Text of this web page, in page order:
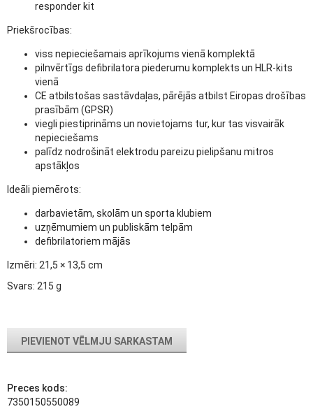
responder kit
Priekšrocības:
viss nepieciešamais aprīkojums vienā komplektā
pilnvērtīgs defibrilatora piederumu komplekts un HLR-kits
vienā
CE atbilstošas sastāvdaļas, pārējās atbilst Eiropas drošības
prasībām (GPSR)
viegli piestiprināms un novietojams tur, kur tas visvairāk
nepieciešams
palīdz nodrošināt elektrodu pareizu pielipšanu mitros
apstākļos
Ideāli piemērots:
darbavietām, skolām un sporta klubiem
uzņēmumiem un publiskām telpām
defibrilatoriem mājās
Izmēri: 21,5 × 13,5 cm
Svars: 215 g
PIEVIENOT VĒLMJU SARKASTAM
Preces kods:
7350150550089